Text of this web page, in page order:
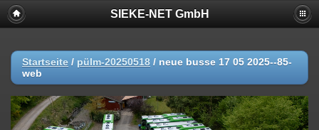
SIEKE-NET GmbH
Startseite / pülm-20250518 / neue busse 17 05 2025--85-
web